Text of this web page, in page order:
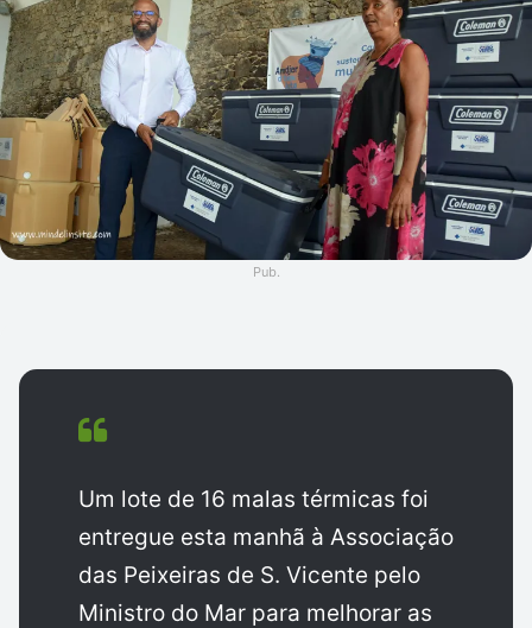
mail
Pub.
Um lote de 16 malas térmicas foi
entregue esta manhã à Associação
das Peixeiras de S. Vicente pelo
Ministro do Mar para melhorar as